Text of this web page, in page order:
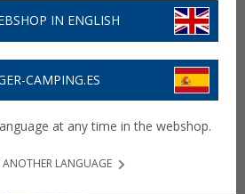
IN ENGLISH
CAMPING.ES
at any time in the webshop.
ANOTHER LANGUAGE